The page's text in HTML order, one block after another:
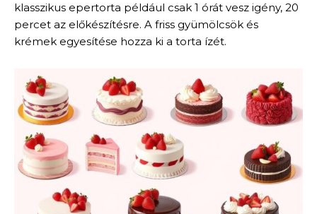
klasszikus epertorta például csak 1 órát vesz igény, 20
percet az előkészítésre. A friss gyümölcsök és
krémek egyesítése hozza ki a torta ízét.